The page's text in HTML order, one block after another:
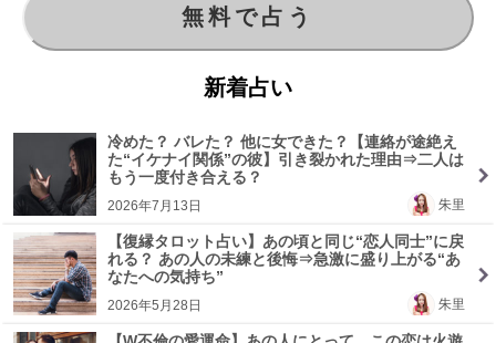
新着占い
冷めた？ バレた？ 他に女できた？【連絡が途絶え
た“イケナイ関係”の彼】引き裂かれた理由⇒二人は
もう一度付き合える？
朱里
2026年7月13日
【復縁タロット占い】あの頃と同じ“恋人同士”に戻
れる？ あの人の未練と後悔⇒急激に盛り上がる“あ
なたへの気持ち”
朱里
2026年5月28日